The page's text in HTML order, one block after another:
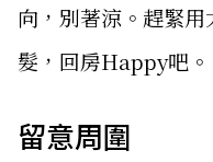
向，別著涼。趕緊
髮，回房Happy吧。
留意周圍